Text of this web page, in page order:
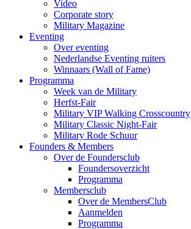
Video
Corporate story
Military Magazine
Eventing
Over eventing
Nederlandse Eventing ruiters
Winnaars (Wall of Fame)
Programma
Week van de Military
Herfst-Fair
Military VIP Walking Crosscountry
Military Classic Night-Fair
Military Rode Schuur
Founders & Members
Over de Foundersclub
Foundersoverzicht
Programma
Membersclub
Over de MembersClub
Aanmelden
Programma